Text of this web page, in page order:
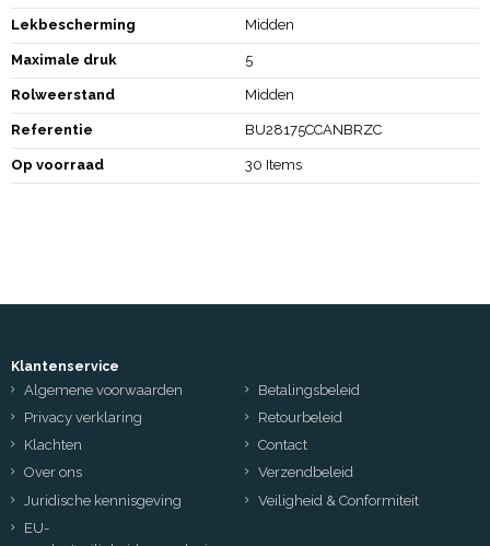
Lekbescherming Midden
Maximale druk 5
Rolweerstand Midden
Referentie BU28175CCANBRZC
Op voorraad 30 Items
Klantenservice
Algemene voorwaarden
Betalingsbeleid
Privacy verklaring
Retourbeleid
Klachten
Contact
Over ons
Verzendbeleid
Juridische kennisgeving
Veiligheid & Conformiteit
EU-